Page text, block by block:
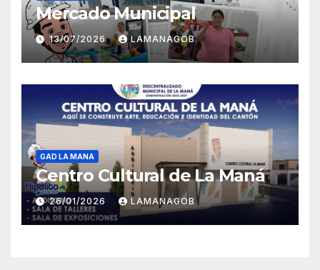
Mercado Municipal
13/07/2026 LAMANAGOB
GAD LA MANA
Centro Cultural de La Maná
26/01/2026 LAMANAGOB